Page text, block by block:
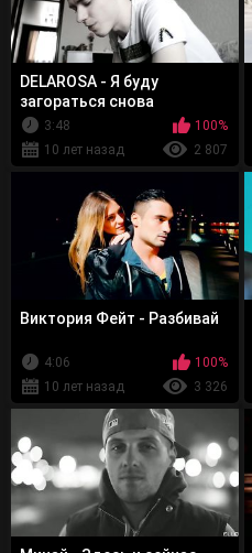
DELAROSA - Я буду
загораться снова
3:48
100%
10 лет назад
2 807
Виктория Фейт - Разбивай
4:06
100%
10 лет назад
3 326